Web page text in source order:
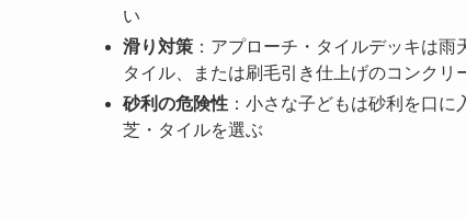
い
滑り対策 ：アプローチ・タイルデッキは
タイル、または刷毛引き仕上げのコンクリ
砂利の危険性 ：小さな子どもは砂利を口
芝・タイルを選ぶ